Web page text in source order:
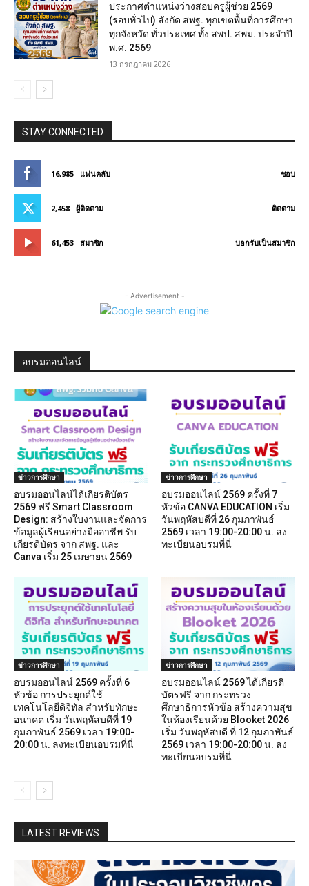
ประกาศตำแหน่งว่างสอบครูผู้ช่วย 2569
(รอบทั่วไป) สังกัด สพฐ. ทุกเขตพื้นที่การศึกษา
ทุกจังหวัด ทั่วประเทศ ทั้ง สพป. สพม. ประจำปี
พ.ศ. 2569
13 กรกฎาคม 2026
STAY CONNECTED
16,985 แฟนคลับ ชอบ
2,458 ผู้ติดตาม ติดตาม
61,453 สมาชิก บอกรับเป็นสมาชิก
- Advertisement -
อบรมออนไลน์
ข่าวการศึกษา
อบรมออนไลน์ได้เกียรติบัตร
2569 ฟรี Smart Classroom
Design: สร้างใบงานและจัดการ
ข้อมูลผู้เรียนอย่างมืออาชีพ รับ
เกียรติบัตร จาก สพฐ. และ
Canva เริ่ม 25 เมษายน 2569
ข่าวการศึกษา
อบรมออนไลน์ 2569 ครั้งที่ 7
หัวข้อ CANVA EDUCATION เริ่ม
วันพฤหัสบดีที่ 26 กุมภาพันธ์
2569 เวลา 19:00-20:00 น. ลง
ทะเบียนอบรมที่นี่
ข่าวการศึกษา
อบรมออนไลน์ 2569 ครั้งที่ 6
หัวข้อ การประยุกต์ใช้
เทคโนโลยีดิจิทัล สำหรับทักษะ
อนาคต เริ่ม วันพฤหัสบดีที่ 19
กุมภาพันธ์ 2569 เวลา 19:00-
20:00 น. ลงทะเบียนอบรมที่นี่
ข่าวการศึกษา
อบรมออนไลน์ 2569 ได้เกียรติ
บัตรฟรี จาก กระทรวง
ศึกษาธิการหัวข้อ สร้างความสุข
ในห้องเรียนด้วย Blooket 2026
เริ่ม วันพฤหัสบดี ที่ 12 กุมภาพันธ์
2569 เวลา 19:00-20:00 น. ลง
ทะเบียนอบรมที่นี่
LATEST REVIEWS